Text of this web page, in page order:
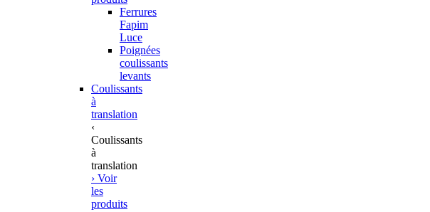
Ferrures
Fapim
Luce
Poignées
coulissants
levants
Coulissants
à
translation
‹
Coulissants
à
translation
› Voir
les
produits